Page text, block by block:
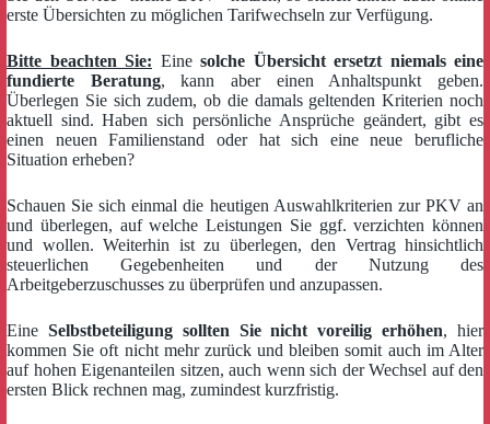
erste Übersichten zu möglichen Tarifwechseln zur Verfügung.
Bitte beachten Sie: Eine solche Übersicht ersetzt niemals eine
fundierte Beratung, kann aber einen Anhaltspunkt geben.
Überlegen Sie sich zudem, ob die damals geltenden Kriterien noch
aktuell sind. Haben sich persönliche Ansprüche geändert, gibt es
einen neuen Familienstand oder hat sich eine neue berufliche
Situation erheben?
Schauen Sie sich einmal die heutigen Auswahlkriterien zur PKV an
und überlegen, auf welche Leistungen Sie ggf. verzichten können
und wollen. Weiterhin ist zu überlegen, den Vertrag hinsichtlich
steuerlichen Gegebenheiten und der Nutzung des
Arbeitgeberzuschusses zu überprüfen und anzupassen.
Eine Selbstbeteiligung sollten Sie nicht voreilig erhöhen, hier
kommen Sie oft nicht mehr zurück und bleiben somit auch im Alter
auf hohen Eigenanteilen sitzen, auch wenn sich der Wechsel auf den
ersten Blick rechnen mag, zumindest kurzfristig.